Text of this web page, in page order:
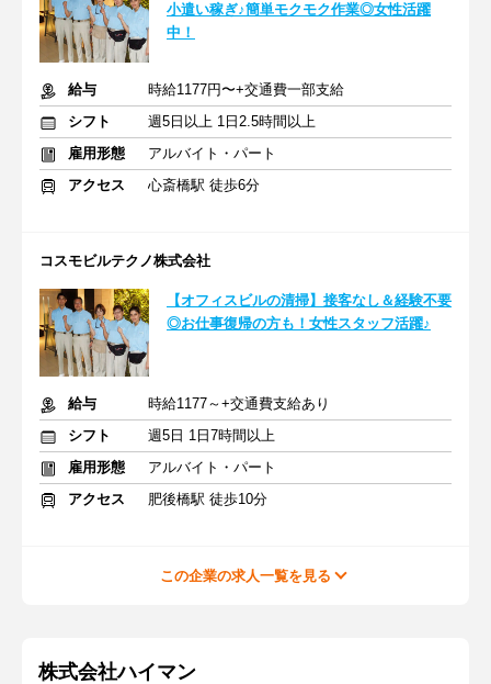
小遣い稼ぎ♪簡単モクモク作業◎女性活躍
中！
給与
時給1177円〜+交通費一部支給
シフト
週5日以上 1日2.5時間以上
雇用形態
アルバイト・パート
アクセス
心斎橋駅 徒歩6分
コスモビルテクノ株式会社
【オフィスビルの清掃】接客なし＆経験不要
◎お仕事復帰の方も！女性スタッフ活躍♪
給与
時給1177～+交通費支給あり
シフト
週5日 1日7時間以上
雇用形態
アルバイト・パート
アクセス
肥後橋駅 徒歩10分
この企業の求人一覧を見る
株式会社ハイマン